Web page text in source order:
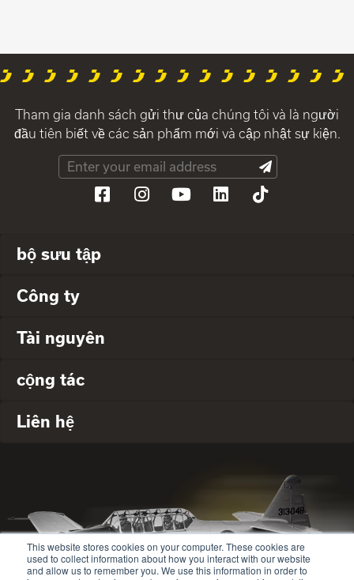
This website stores cookies on your computer. These cookies are
used to collect information about how you interact with our website
and allow us to remember you. We use this information in order to
Tham gia danh sách gửi thư của chúng tôi và là người
đầu tiên biết về các sản phẩm mới và cập nhật sự kiện.
bộ sưu tập
Công ty
Tài nguyên
cộng tác
Liên hệ